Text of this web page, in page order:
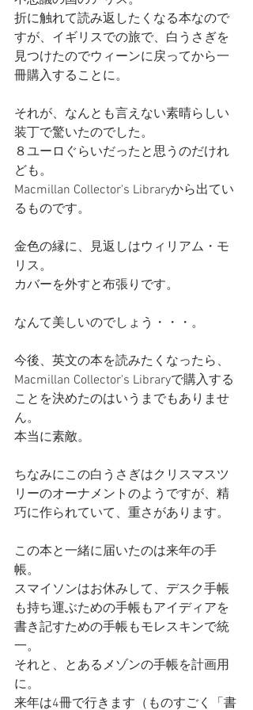
折に触れて読み返したくなる本なので
すが、イギリスでの旅で、白うさぎを
見つけたのでウィーンに戻ってから一
冊購入することに。
それが、なんとも言えない素晴らしい
装丁で驚いたのでした。
８ユーロぐらいだったと思うのだけれ
ども。
Macmillan Collector's Libraryから出てい
るものです。
金色の縁に、見返しはウィリアム・モ
リス。
カバーを外すと布張りです。
なんて美しいのでしょう・・・。
今後、英文の本を読みたくなったら、
Macmillan Collector's Libraryで購入する
ことを決めたのはいうまでもありませ
ん。
本当に素敵。
ちなみにこの白うさぎはクリスマスツ
リーのオーナメントのようですが、精
巧に作られていて、重さがあります。
この本と一緒に届いたのは来年の手
帳。
スマイソンはお休みして、デスク手帳
も持ち運ぶための手帳もアイディアを
書き記すための手帳もモレスキンで統
一。
それと、とあるメゾンの手帳を計画用
に。
来年は4冊で行きます（ものすごく「書